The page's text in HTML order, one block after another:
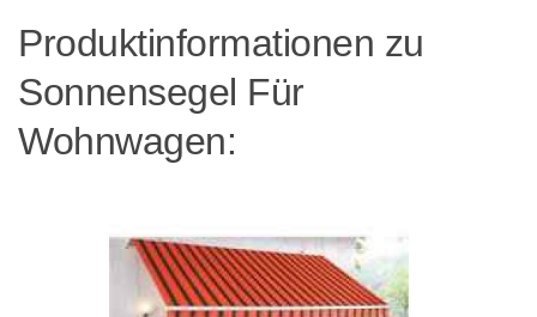
Produktinformationen zu
Sonnensegel Für
Wohnwagen: